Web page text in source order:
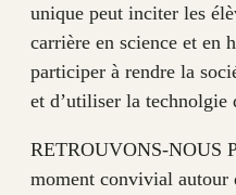
unique peut inciter les
carrière en science et en
participer à rendre la
et d’utiliser la technolgie
RETROUVONS-NOUS
moment convivial autour